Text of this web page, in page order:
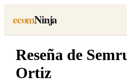
contenido
ecomNinja
Buscar
en
ecomNinja
Reseña de
Ortiz